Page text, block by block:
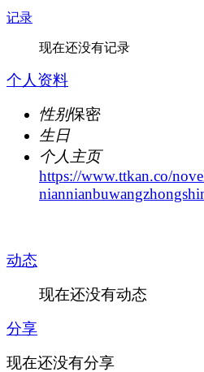
记录
现在还没有记录
个人资料
性别保密
生日
个人主页
https://www.ttkan.co/
动态
现在还没有动态
分享
现在还没有分享